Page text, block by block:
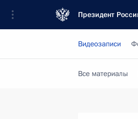
Президент
Видеозаписи
Все материалы